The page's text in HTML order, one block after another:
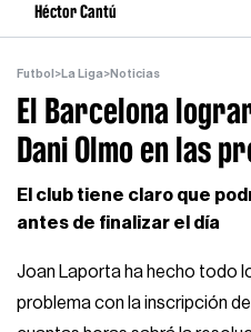
Héctor Cantú
Futbol >La Liga>Noticias
El Barcelona
Dani Olmo en las
El club tiene claro que
antes de finalizar el día
Joan Laporta ha hecho todo
problema con la inscripción de